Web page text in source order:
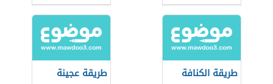
طريقة الكنافة
طريقة عجينة